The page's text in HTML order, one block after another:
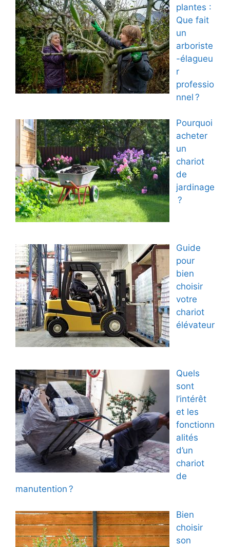
plantes :
Que fait
un
arboriste
-élagueu
r
professio
nnel ?
Pourquoi
acheter
un
chariot
de
jardinage
?
Guide
pour
bien
choisir
votre
chariot
élévateur
Quels
sont
l’intérêt
et les
fonctionn
alités
d’un
chariot
de
manutention ?
Bien
choisir
son